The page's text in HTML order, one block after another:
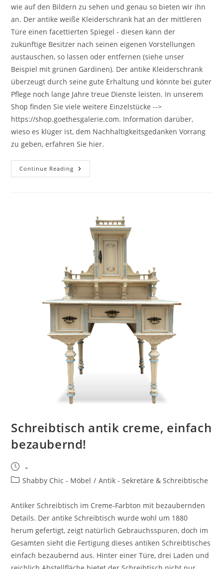
wie auf den Bildern zu sehen und genau so bieten wir ihn
an. Der antike weiße Kleiderschrank hat an der mittleren
Türe einen facettierten Spiegel - diesen kann der
zukünftige Besitzer nach seinen eigenen Vorstellungen
austauschen, so lassen oder entfernen (siehe unser
Beispiel mit grünen Gardinen). Der antike Kleiderschrank
überzeugt durch seine gute Erhaltung und könnte bei guter
Pflege noch lange Jahre treue Dienste leisten. In unserem
Shop finden Sie viele weitere Einzelstücke -->
https://shop.goethesgalerie.com. Information darüber,
wieso es klüger ist, dem Nachhaltigkeitsgedanken Vorrang
zu geben, erfahren Sie hier.
Continue Reading
Schreibtisch antik creme, einfach
bezaubernd!
Shabby Chic - Möbel / Antik - Sekretäre & Schreibtische
Antiker Schreibtisch im Creme-Farbton mit bezaubernden
Details. Der antike Schreibtisch wurde wohl um 1880
herum gefertigt, zeigt natürlich Gebrauchsspuren, doch im
Gesamten sieht die Fertigung dieses antiken Schreibtisches
einfach bezaubernd aus. Hinter einer Türe, drei Laden und